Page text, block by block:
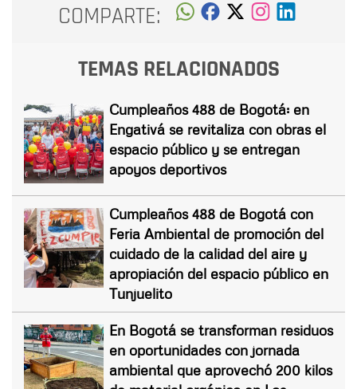
COMPARTE:
TEMAS RELACIONADOS
Cumpleaños 488 de Bogotá: en
Engativá se revitaliza con obras el
espacio público y se entregan
apoyos deportivos
Cumpleaños 488 de Bogotá con
Feria Ambiental de promoción del
cuidado de la calidad del aire y
apropiación del espacio público en
Tunjuelito
En Bogotá se transforman residuos
en oportunidades con jornada
ambiental que aprovechó 200 kilos